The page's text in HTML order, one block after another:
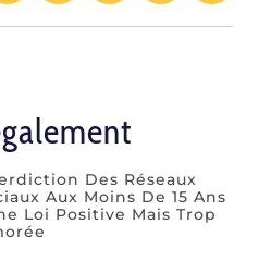
Des Réseaux
Aux Moins De 15 Ans
Loi Positive Mais Trop